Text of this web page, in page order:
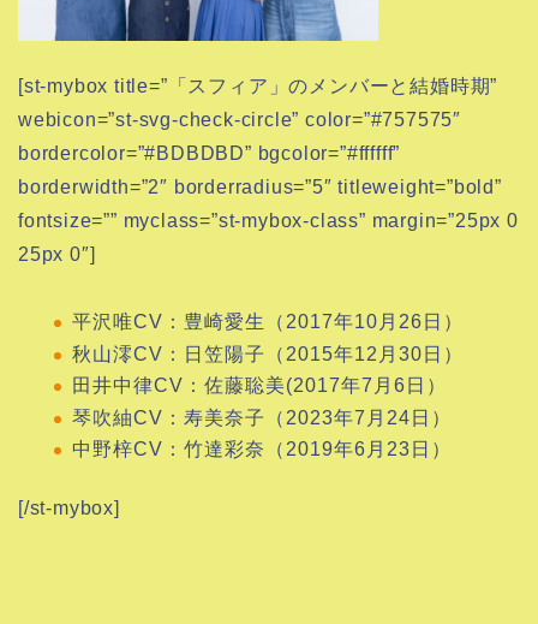
[st-mybox title=”「スフィア」のメンバーと結婚時期”
webicon=”st-svg-check-circle” color=”#757575″
bordercolor=”#BDBDBD” bgcolor=”#ffffff”
borderwidth=”2″ borderradius=”5″ titleweight=”bold”
fontsize=”” myclass=”st-mybox-class” margin=”25px 0
25px 0″]
平沢唯CV：豊崎愛生（2017年10月26日）
秋山澪CV：日笠陽子（2015年12月30日）
田井中律CV：佐藤聡美(2017年7月6日）
琴吹紬CV：寿美奈子（2023年7月24日）
中野梓CV：竹達彩奈（2019年6月23日）
[/st-mybox]